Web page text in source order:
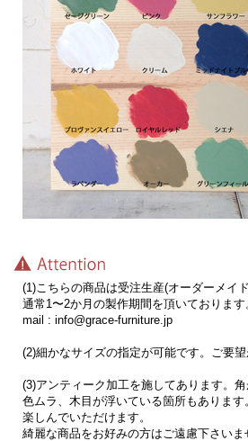
(1)こちらの商品は受注生産(オーダーメイ
通常1〜2か月の製作期間を頂いております
mail : info@grace-furniture.jp
(2)細かなサイズの指定が可能です。ご要
(3)アンティーク加工を施してあります。
色ムラ、木目が浮いている箇所もありま
楽しんでいただけます。
綺麗な商品をお好みの方はご遠慮下さいま